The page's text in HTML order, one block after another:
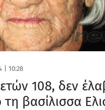
10:28
108, δεν
βασίλισσα